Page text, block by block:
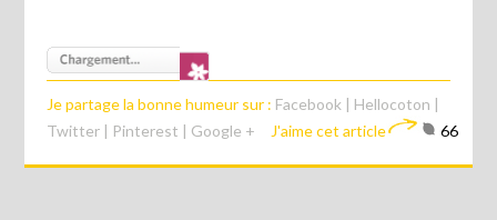
Je partage la bonne humeur sur : Facebook | Hellocoton |
Twitter | Pinterest | Google + J'aime cet article 66